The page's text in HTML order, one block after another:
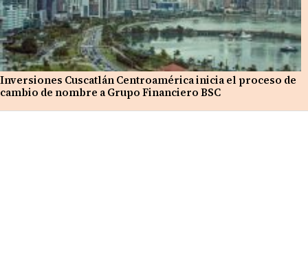
Inversiones Cuscatlán Centroamérica inicia el proceso de
cambio de nombre a Grupo Financiero BSC